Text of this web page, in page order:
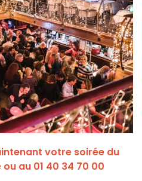
votre soirée du
ou au 01 40 34 70 00